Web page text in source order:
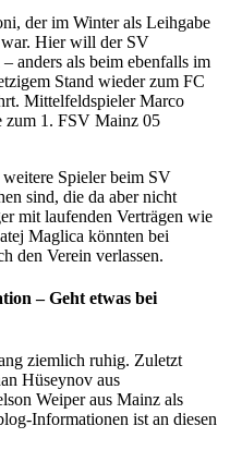
der im Winter als Leihgabe
Hier will der SV
anders als beim ebenfalls im
Stand wieder zum FC
Mittelfeldspieler Marco
zum 1. FSV Mainz 05
Spieler beim SV
sind, die da aber nicht
mit laufenden Verträgen wie
Maglica könnten bei
den Verein verlassen.
– Geht etwas bei
ziemlich ruhig. Zuletzt
Hüseynov aus
Weiper aus Mainz als
Informationen ist an diesen